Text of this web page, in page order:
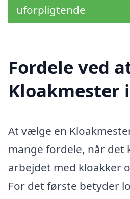
uforpligtende
Fordele ved
Kloakmester
At vælge en
mange fordele, når det
arbejdet med kloakker
For det første betyder